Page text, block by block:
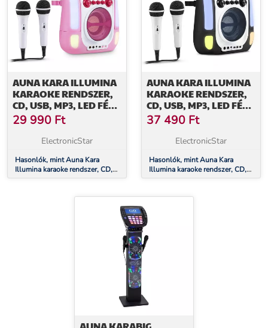
AUNA KARA ILLUMINA
KARAOKE RENDSZER,
CD, USB, MP3, LED FÉNY
SHOW, 2 X MIKROFON,
HORDOZHATÓ,
RÓZSASZÍN
29 990 Ft
ElectronicStar
Hasonlók, mint Auna Kara
Illumina karaoke rendszer, CD,
USB, MP3, LED fény show, 2 x
AUNA KARA ILLUMINA
KARAOKE RENDSZER,
CD, USB, MP3, LED FÉNY
SHOW, 2 X MIKROFON,
HORDOZHATÓ, FEKETE
37 490 Ft
ElectronicStar
Hasonlók, mint Auna Kara
Illumina karaoke rendszer, CD,
USB, MP3, LED fény show, 2 x